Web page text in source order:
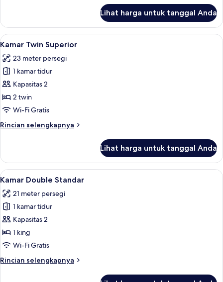
Bath)
Kamar
Twin
Eksekutif
Top
Open
Air
Bath)
Lihat harga untuk tanggal Anda
Lihat
semua
foto
untuk
Kamar
Twin
Superior
Kamar Twin Superior | Brankas,
7
Kamar Twin Superior
23 meter persegi
1 kamar tidur
Kapasitas 2
2 twin
Wi-Fi Gratis
Rincian selengkapnya
Rincian
Kamar
Twin
Superior
Lihat harga untuk tanggal Anda
Lihat
semua
foto
untuk
Kamar
Double
Standar
Kamar Double Standar | Brankas,
9
Kamar Double Standar
21 meter persegi
1 kamar tidur
Kapasitas 2
1 king
Wi-Fi Gratis
Rincian selengkapnya
Rincian